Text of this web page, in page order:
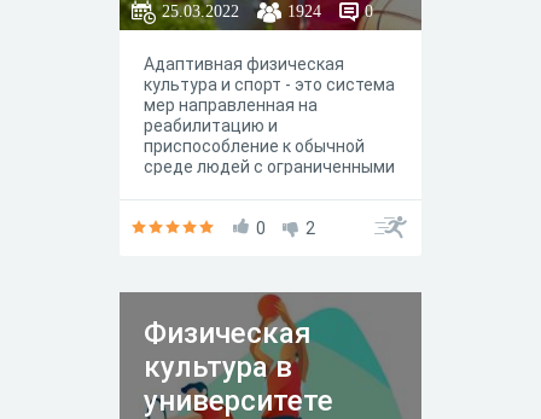
25.03.2022 1924 0
Адаптивная физическая
культура и спорт - это система
мер направленная на
реабилитацию и
приспособление к обычной
среде людей с ограниченными
0 2
Физическая
культура в
университете